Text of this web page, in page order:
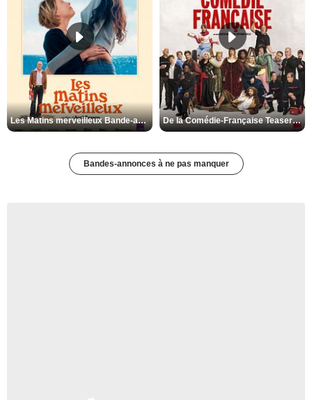
Les Matins merveilleux Bande-annonce VF De la Comédie-Française Teaser VF
Bandes-annonces à ne pas manquer